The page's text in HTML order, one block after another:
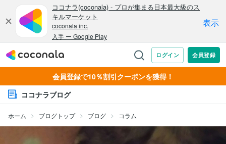
会員登録で10％割引クーポンを獲得！
ココナラブログ
ホーム ブログトップ ブログ コラム